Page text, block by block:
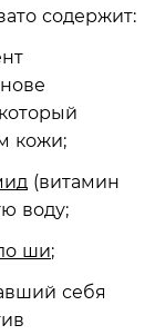
содержит:
кожи;
(витамин
воду;
ши;
себя